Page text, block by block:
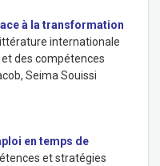
à la transformation
internationale
et des compétences
, Seima Souissi
en temps de
et stratégies